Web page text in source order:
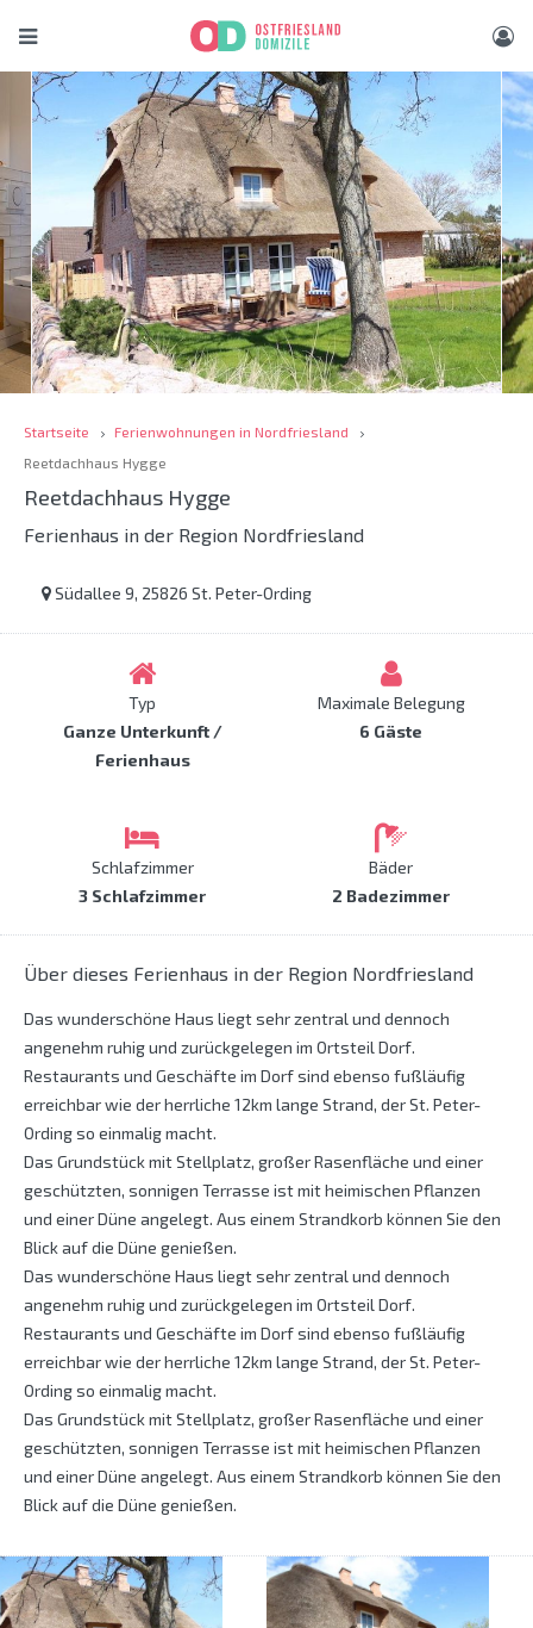
Startseite
Ferienwohnungen in Nordfriesland
Reetdachhaus Hygge
Reetdachhaus Hygge
Ferienhaus in der Region Nordfriesland
Südallee 9, 25826 St. Peter-Ording
Typ
Ganze Unterkunft /
Ferienhaus
Maximale Belegung
6 Gäste
Schlafzimmer
3 Schlafzimmer
Bäder
2 Badezimmer
Über dieses Ferienhaus in der Region Nordfriesland
Das wunderschöne Haus liegt sehr zentral und dennoch
angenehm ruhig und zurückgelegen im Ortsteil Dorf.
Restaurants und Geschäfte im Dorf sind ebenso fußläufig
erreichbar wie der herrliche 12km lange Strand, der St. Peter-
Ording so einmalig macht.
Das Grundstück mit Stellplatz, großer Rasenfläche und einer
geschützten, sonnigen Terrasse ist mit heimischen Pflanzen
und einer Düne angelegt. Aus einem Strandkorb können Sie den
Blick auf die Düne genießen.
Das wunderschöne Haus liegt sehr zentral und dennoch
angenehm ruhig und zurückgelegen im Ortsteil Dorf.
Restaurants und Geschäfte im Dorf sind ebenso fußläufig
erreichbar wie der herrliche 12km lange Strand, der St. Peter-
Ording so einmalig macht.
Das Grundstück mit Stellplatz, großer Rasenfläche und einer
geschützten, sonnigen Terrasse ist mit heimischen Pflanzen
und einer Düne angelegt. Aus einem Strandkorb können Sie den
Blick auf die Düne genießen.